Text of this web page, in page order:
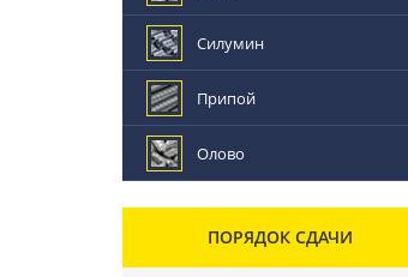
Силумин
Припой
Олово
ПОРЯДОК СДАЧИ